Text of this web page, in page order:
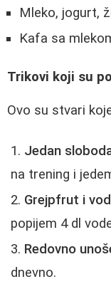
Mleko, jogurt,
Kafa sa
Trikovi koji su
Ovo su stvari
Jedan
na trening i
Grejpfrut i
popijem 4 dl
Redovno
dnevno.